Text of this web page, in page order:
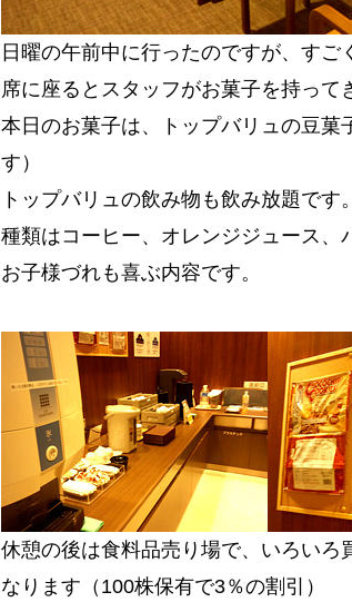
日曜の午前中に行ったのですが、すご
席に座るとスタッフがお菓子を持って
本日のお菓子は、トップバリュの豆
す）
トップバリュの飲み物も飲み放題です。
種類はコーヒー、オレンジジュース
お子様づれも喜ぶ内容です。
休憩の後は食料品売り場で、いろい
なります（100株保有で3％の割引）